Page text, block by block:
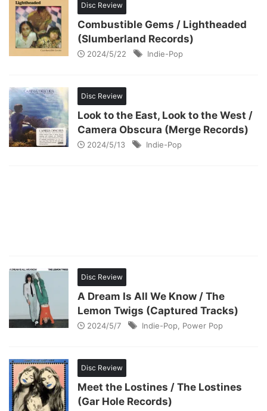
Disc Review
Combustible Gems / Lightheaded
(Slumberland Records)
2024/5/22 Indie-Pop
Disc Review
Look to the East, Look to the West /
Camera Obscura (Merge Records)
2024/5/13 Indie-Pop
Disc Review
A Dream Is All We Know / The
Lemon Twigs (Captured Tracks)
2024/5/7 Indie-Pop Power Pop
Disc Review
Meet the Lostines / The Lostines
(Gar Hole Records)